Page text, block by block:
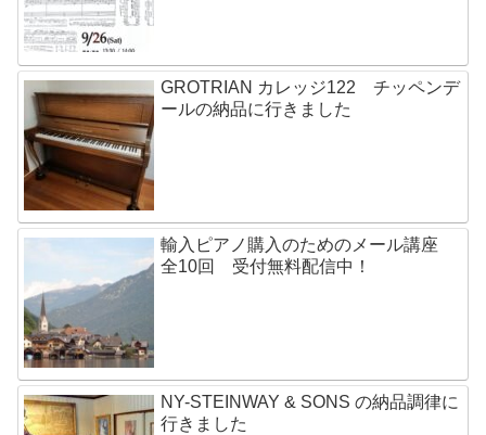
GROTRIAN カレッジ122 チッペンデ
ールの納品に行きました
輸入ピアノ購入のためのメール講座
全10回 受付無料配信中！
NY-STEINWAY & SONS の納品調律に
行きました